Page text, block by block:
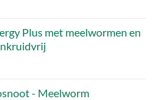
Plus met meelwormen en
- Meelworm